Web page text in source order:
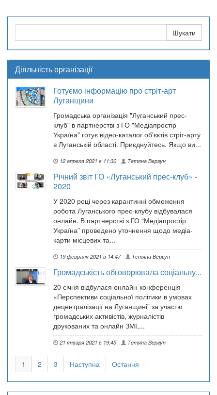
Діяльність організації
Готуємо інформацію про стріт-арт
Луганщини
Громадська організація "Луганський прес-
клуб" в партнерстві з ГО "Медіапростір
Україна" готує відео-каталог об'єктів стріт-арту
в Луганській області. Приєднуйтесь. Якщо ви...
12 апреля 2021 в 11:30 Тетяна Вергун
Річний звіт ГО «Луганський прес-клуб» -
2020
У 2020 році через карантинні обмеження
робота Луганського прес-клубу відбувалася
онлайн. В партнерстві з ГО “Медіапростір
Україна” проведено уточнення щодо медіа-
карти місцевих та...
19 февраля 2021 в 14:47 Тетяна Вергун
Громадськість обговорювала соціальну...
20 січня відбулася онлайн-конференція
«Перспективи соціальної політики в умовах
децентралізації на Луганщині” за участю
громадських активістів, журналістів
друкованих та онлайн ЗМІ,...
21 января 2021 в 19:45 Тетяна Вергун
1 2 3 Наступна Остання